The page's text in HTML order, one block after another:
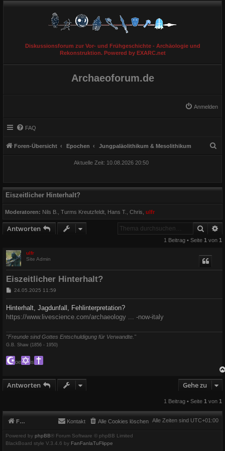
Diskussionsforum zur Vor- und Frühgeschichte - Archäologie und
Rekonstruktion. Powered by EXARC.net
Archaeoforum.de
Anmelden
FAQ
Foren-Übersicht Epochen Jungpaläolithikum & Mesolithikum
Aktuelle Zeit: 10.08.2026 20:50
Eiszeitlicher Hinterhalt?
Moderatoren: Nils B. ,Turms Kreutzfeldt Hans T. ,Chris ,ulfr
Antworten Suche
1 Beitrag • Seite 1 von 1
ulfr
Site Admin
Eiszeitlicher Hinterhalt?
B
t
r
a
24.05.2025 11:59
Hinterhalt, Jagdunfall, Fehlinterpretation?
https://www.livescience.com/archaeology ... -now-italy
"Freunde sind Gottes Entschuldigung für Verwandte."
G.B. Shaw (1856 - 1950)
oe is
Antworten Gehe zu
1 Beitrag • Seite 1 von 1
Foren-Übersicht Alle Zeiten sind UTC+01:00
Alle Cookies löschen
Kontakt
Powered by phpBB® Forum Software © phpBB Limited
BlackBoard style V.3.4.6 by FanFanlaTuFlippe